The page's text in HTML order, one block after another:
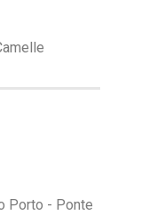
Porto - Ponte